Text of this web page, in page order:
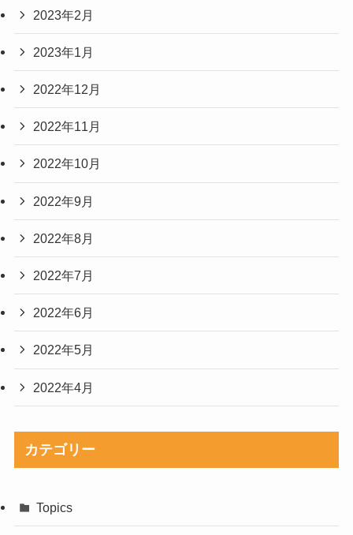
2023年2月
2023年1月
2022年12月
2022年11月
2022年10月
2022年9月
2022年8月
2022年7月
2022年6月
2022年5月
2022年4月
カテゴリー
Topics